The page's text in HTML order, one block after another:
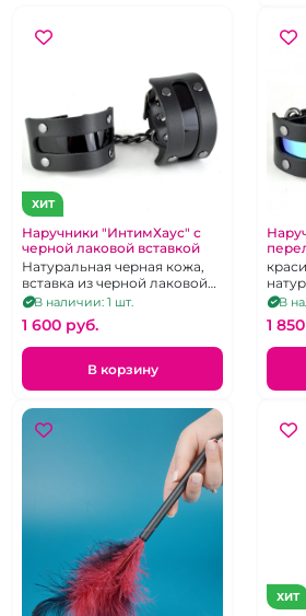
ХИТ
Наручники "ИнтимХаус" с
черной лаковой вставкой
Натуральная черная кожа,
вставка из черной лаковой
экокожи
В наличии: 1 шт.
1 600 pуб.
В корзину
из
В
1
ХИТ